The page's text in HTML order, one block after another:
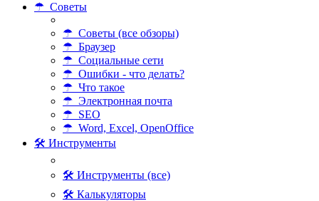
☂ Советы
☂ Советы (все обзоры)
☂ Браузер
☂ Социальные сети
☂ Ошибки - что делать?
☂ Что такое
☂ Электронная почта
☂ SEO
☂ Word, Excel, OpenOffice
🛠 Инструменты
🛠 Инструменты (все)
🛠 Калькуляторы